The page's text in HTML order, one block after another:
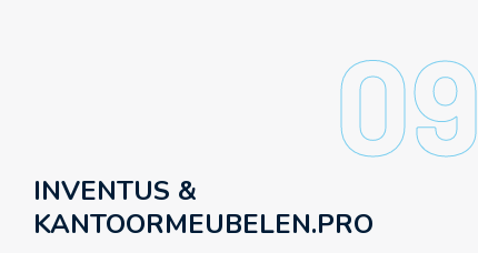
09
INVENTUS &
KANTOORMEUBELEN.PRO